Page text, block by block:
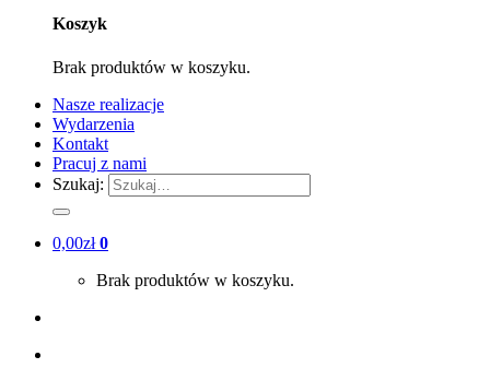
Koszyk
Brak produktów w koszyku.
Nasze realizacje
Wydarzenia
Kontakt
Pracuj z nami
Szukaj:
0,00zł 0
Brak produktów w koszyku.